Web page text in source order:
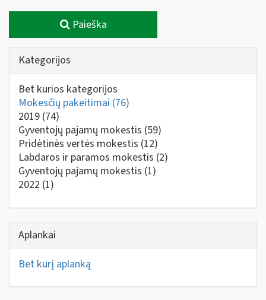
Paieška
Kategorijos
Bet kurios kategorijos
Mokesčių pakeitimai (76)
2019 (74)
Gyventojų pajamų mokestis (59)
Pridėtinės vertės mokestis (12)
Labdaros ir paramos mokestis (2)
Gyventojų pajamų mokestis (1)
2022 (1)
Aplankai
Bet kurį aplanką